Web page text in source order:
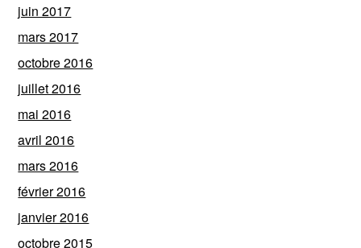
juin 2017
mars 2017
octobre 2016
juillet 2016
mai 2016
avril 2016
mars 2016
février 2016
janvier 2016
octobre 2015